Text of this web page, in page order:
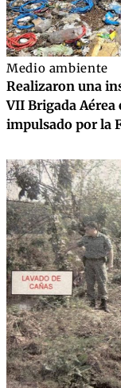
Medio ambiente
Realizaron una
VII Brigada
impulsado por la